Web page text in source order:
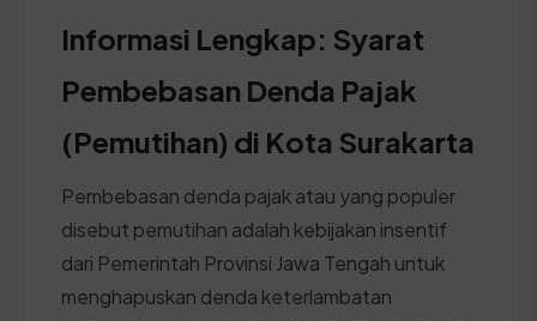
Informasi Lengkap: Syarat
Pembebasan Denda Pajak
(Pemutihan) di Kota Surakarta
Pembebasan denda pajak atau yang populer
disebut pemutihan adalah kebijakan insentif
dari Pemerintah Provinsi Jawa Tengah untuk
menghapuskan denda keterlambatan